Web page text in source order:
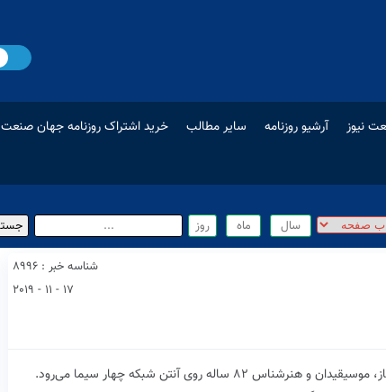
نیوز آرشیو روزنامه سایر مطالب
خرید اشتراک روزنامه جهان صنعت
شناسه خبر : 8996
17 - 11 - 2019
ساله روی آنتن شبکه چهار سیما می‌رود.